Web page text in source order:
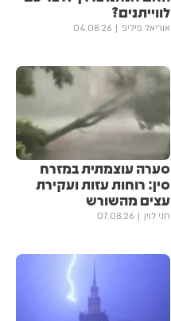
לווייתנים?
אוריאל פיליפ 04.08.26
סערה עוצמתית במזרח
סין: רוחות עזות ועקירת
עצים מהשורש
חני לוין 07.08.26